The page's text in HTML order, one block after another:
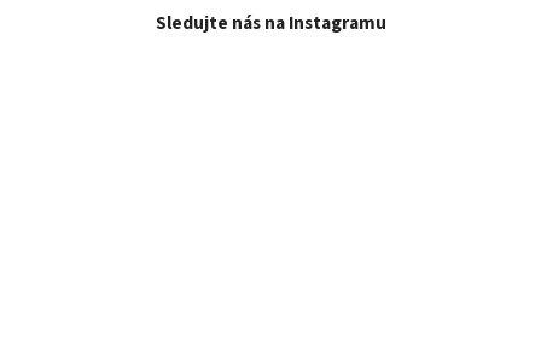
Sledujte nás na Instagramu